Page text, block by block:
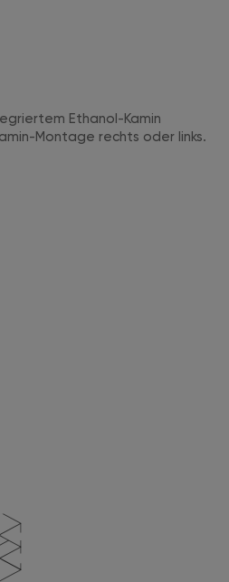
Ethanol-Kamin
Montage rechts oder links.